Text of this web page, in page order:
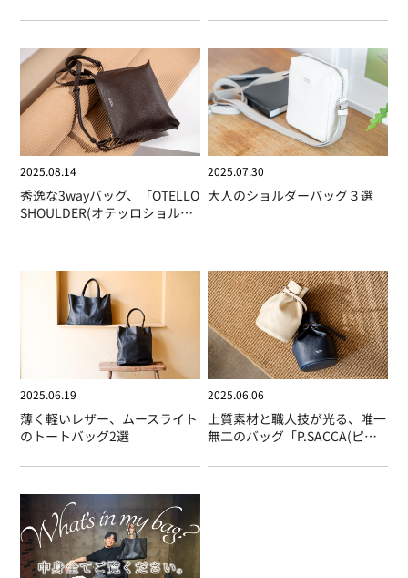
2025.08.14
秀逸な3wayバッグ、「OTELLO
SHOULDER(オテッロショルダ
2025.07.30
大人のショルダーバッグ３選
2025.06.19
薄く軽いレザー、ムースライト
のトートバッグ2選
2025.06.06
上質素材と職人技が光る、唯一
無二のバッグ「P.SACCA(ピー